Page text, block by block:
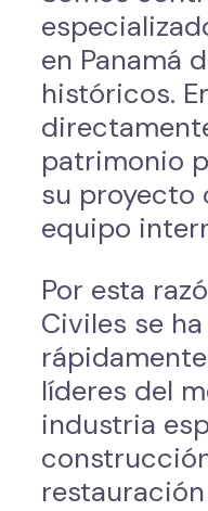
en Panamá
históricos.
patrimonio
su proyecto
equipo
Por esta
Civiles se
líderes del
industria